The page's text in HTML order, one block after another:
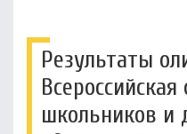
Результаты
школьников и